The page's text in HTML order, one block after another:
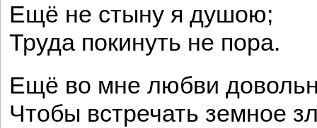
Ещё не стыну я душою;
Труда покинуть не пора.
Ещё во мне любви
Чтобы встречать земное